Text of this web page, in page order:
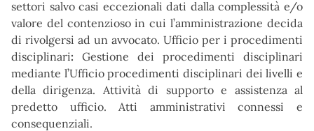
settori salvo casi eccezionali dati dalla complessità e/o
valore del contenzioso in cui l’amministrazione decida
di rivolgersi ad un avvocato. Ufficio per i procedimenti
disciplinari: Gestione dei procedimenti disciplinari
mediante l’Ufficio procedimenti disciplinari dei livelli e
della dirigenza. Attività di supporto e assistenza al
predetto ufficio. Atti amministrativi connessi e
consequenziali.